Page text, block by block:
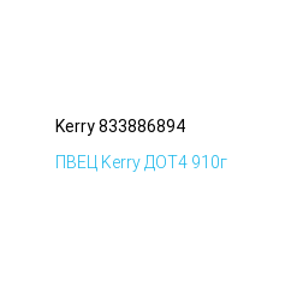
Kerry 833886894
ПВЕЦ Kerry ДОТ4 910г